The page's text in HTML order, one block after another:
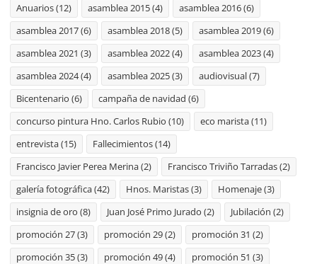
Anuarios(12) asamblea 2015(4) asamblea 2016(6)
asamblea 2017(6) asamblea 2018(5) asamblea 2019(6)
asamblea 2021 (3) asamblea 2022(4) asamblea 2023(4)
asamblea 2024(4) asamblea 2025(3) audiovisual(7)
Bicentenario (6) campaña de navidad (6)
concurso pintura Hno. Carlos Rubio (10) eco marista(11)
entrevista(15) Fallecimientos(14)
Francisco Javier Perea Merina(2) Francisco Triviño Tarradas(2)
galería fotográfica(42) Hnos. Maristas(3) Homenaje(3)
insignia de oro (8) Juan José Primo Jurado (2) Jubilación (2)
promoción 27(3) promoción 29(2) promoción 31 (2)
promoción 35(3) promoción 49(4) promoción 51 (3)